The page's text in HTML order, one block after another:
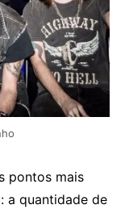
pontos mais
a quantidade de